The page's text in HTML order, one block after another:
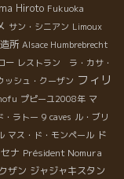
Hiroto Fukuoka
サン・シニアン Limoux
所 Alsace Humbrebrecht
ー レストラン ラ・カサ・
ッシュ・クーザン フィリ
プピーユ2008年 マ
・ラトー 9 caves ル・ブリ
マス・ド・モンペール ド
ナ Président Nomura
ザン ジャジャキスタン